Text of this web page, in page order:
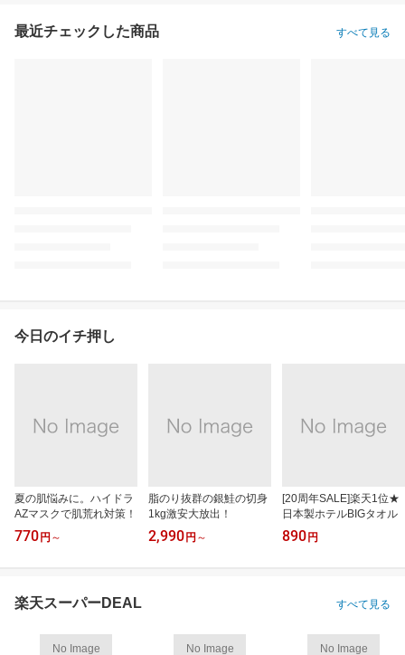
最近チェックした商品 すべて見る
今日のイチ押し
夏の肌悩みに。ハイドラ
AZマスクで肌荒れ対策！
770 円 ～
脂のり抜群の銀鮭の切身
1kg激安大放出！
2,990 円 ～
[20周年SALE]楽天1位★
日本製ホテルBIGタオル
890 円
楽天スーパーDEAL すべて見る
No Image No Image No Image